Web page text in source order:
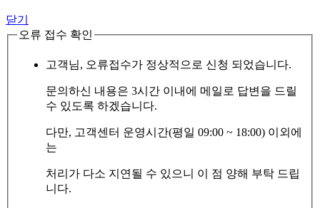
닫기
오류 접수 확인
고객님, 오류접수가 정상적으로 신청 되었습니다.
문의하신 내용은 3시간 이내에 메일로 답변을 드릴
수 있도록 하겠습니다.
다만, 고객센터 운영시간(평일 09:00 ~ 18:00) 이외에
는
처리가 다소 지연될 수 있으니 이 점 양해 부탁 드립
니다.